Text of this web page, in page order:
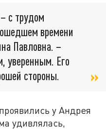
с трудом
времени
Павловна. –
уверенным. Его
стороны.
у Андрея
удивлялась,